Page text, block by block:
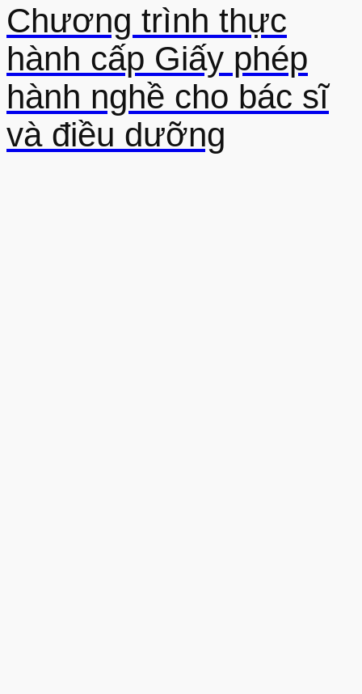
Chương trình thực
hành cấp Giấy phép
hành nghề cho bác sĩ
và điều dưỡng